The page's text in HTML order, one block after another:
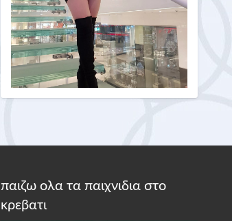
παιζω ολα τα παιχνιδια στο
κρεβατι